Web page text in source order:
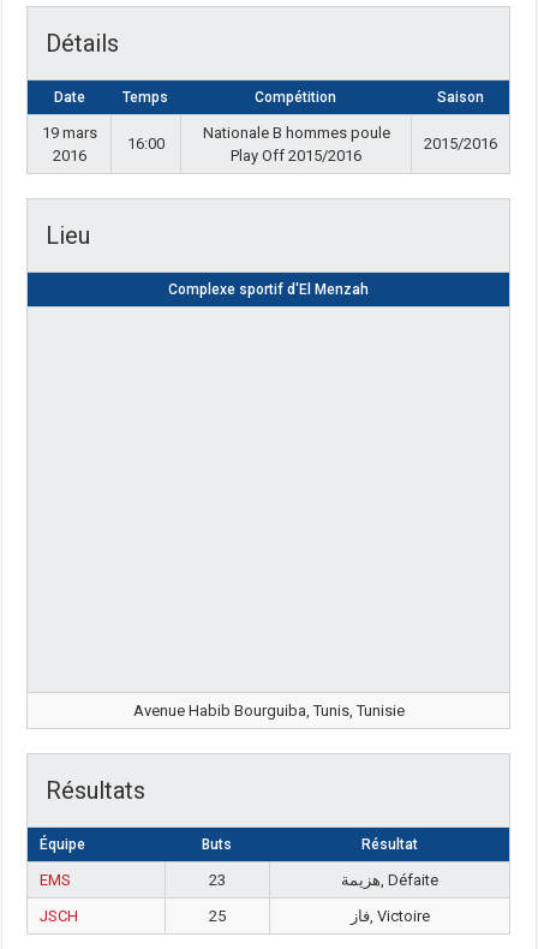
Détails
Date Temps Compétition Saison
19 mars
2016
16:00
Nationale B hommes poule
Play Off 2015/2016
2015/2016
Lieu
Complexe sportif d'El Menzah
Avenue Habib Bourguiba, Tunis, Tunisie
Résultats
Équipe Buts Résultat
EMS 23
هزيمة, Défaite
JSCH
25 فاز, Victoire